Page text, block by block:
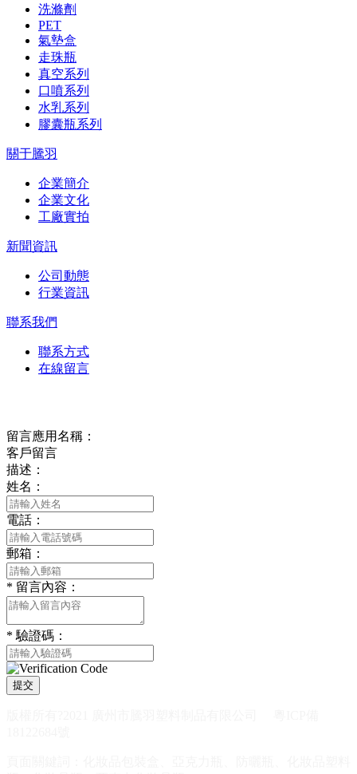
洗滌劑
PET
氣墊盒
走珠瓶
真空系列
口噴系列
水乳系列
膠囊瓶系列
關于騰羽
企業簡介
企業文化
工廠實拍
新聞資訊
公司動態
行業資訊
聯系我們
聯系方式
在線留言
留言應用名稱：
客戶留言
描述：
姓名：
電話：
郵箱：
* 留言內容：
* 驗證碼：
提交